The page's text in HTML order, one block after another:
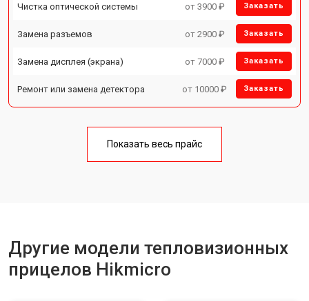
Чистка оптической системы от 3900 ₽ Заказать
Замена разъемов от 2900 ₽ Заказать
Замена дисплея (экрана) от 7000 ₽ Заказать
Ремонт или замена детектора от 10000 ₽ Заказать
Показать весь прайс
Другие модели тепловизионных
прицелов Hikmicro